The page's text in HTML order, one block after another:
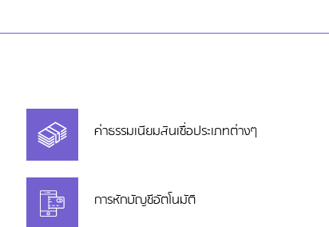
ค่าธรรมเนียมสินเชื่อประเภทต่างๆ
การหักบัญชีอัตโนมัติ